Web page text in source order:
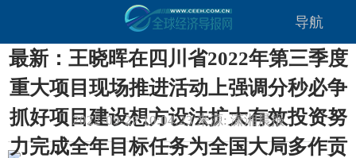
导航
最新：王晓晖在四川省2022年第三季度
重大项目现场推进活动上强调分秒必争
抓好项目建设想方设法扩大有效投资努
力完成全年目标任务为全国大局多作贡
2022-09-27 10:04:23 来源: 潇湘晨报